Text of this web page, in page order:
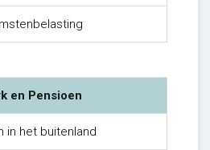
en Pensioen
in het buitenland